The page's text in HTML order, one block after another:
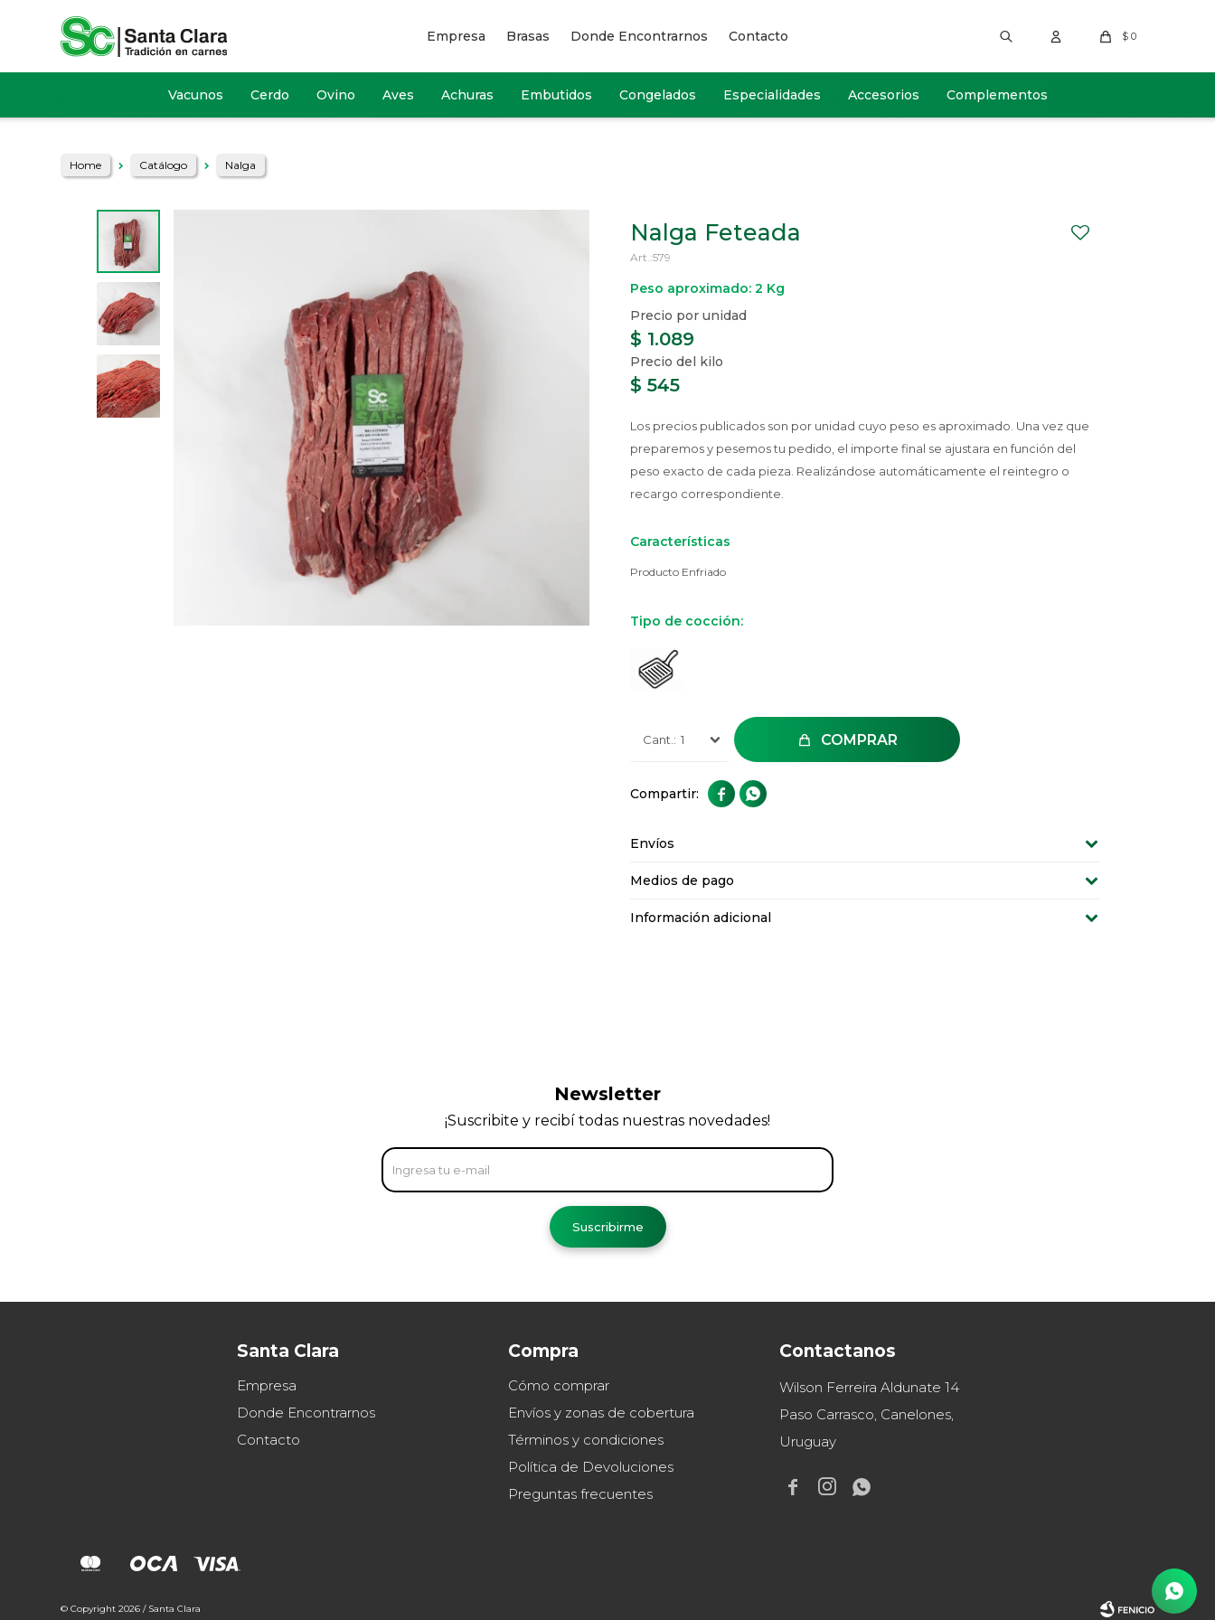
Vacunos Cerdo Ovino Aves Achuras Embutidos Congelados Especialidades Accesorios Complementos
$ 0
Empresa Brasas Donde Encontrarnos Contacto
Home Catálogo Nalga
Nalga Feteada
579
Peso aproximado: 2 Kg
$ 545
$ 1.089
Los precios publicados son por unidad cuyo peso es aproximado. Una vez que
preparemos y pesemos tu pedido, el importe final se ajustara en función del
peso exacto de cada pieza. Realizándose automáticamente el reintegro o
recargo correspondiente.
Características
Producto Enfriado
Tipo de cocción:
1 COMPRAR
 
Envíos
Medios de pago
Información adicional
Santa Clara
Empresa
Donde Encontrarnos
Contacto
Compra
Cómo comprar
Envíos y zonas de cobertura
Términos y condiciones
Política de Devoluciones
Preguntas frecuentes
Contactanos
Wilson Ferreira Aldunate 14
Paso Carrasco, Canelones,
Uruguay
  
Newsletter
¡Suscribite y recibí todas nuestras novedades!
Suscribirme
© Copyright 2026 / Santa Clara